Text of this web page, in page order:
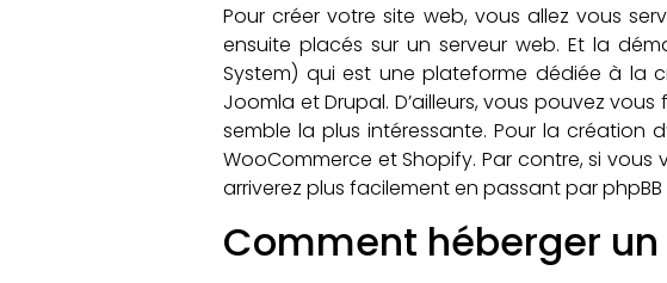
Pour créer votre site web, vous allez vous
ensuite placés sur un serveur web. Et la
System) qui est une plateforme dédiée à la
Joomla et Drupal. D’ailleurs, vous pouvez
semble la plus intéressante. Pour la création
WooCommerce et Shopify. Par contre, si
arriverez plus facilement en passant par phpBB
Comment héberger un